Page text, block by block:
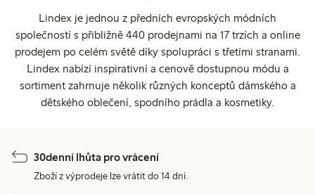
Lindex je jednou z předních evropských módních
společností s přibližně 440 prodejnami na 17 trzích a online
prodejem po celém světě díky spolupráci s třetími stranami.
Lindex nabízí inspirativní a cenově dostupnou módu a
sortiment zahrnuje několik různých konceptů dámského a
dětského oblečení, spodního prádla a kosmetiky.
30denní lhůta pro vrácení
Zboží z výprodeje lze vrátit do 14 dní.